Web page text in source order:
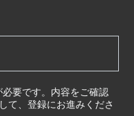
必要です。内容をご確認
て、登録にお進みくださ